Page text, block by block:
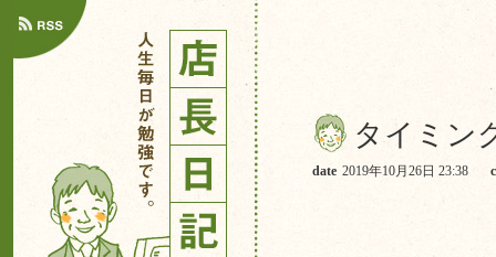
タイミン
date 2019年10月26日 23:38